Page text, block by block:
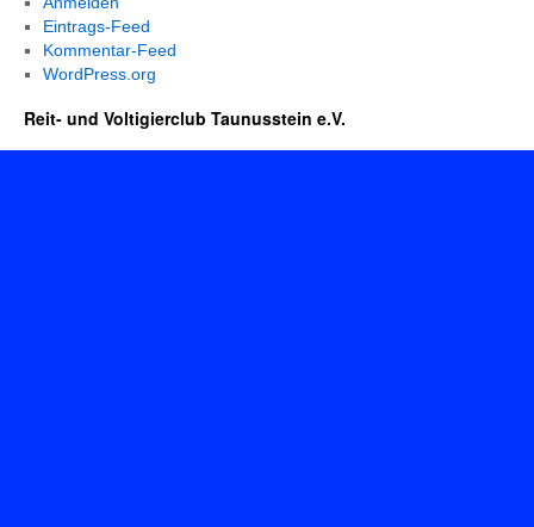
Eintrags-Feed
Kommentar-Feed
WordPress.org
Reit- und Voltigierclub Taunusstein e.V.